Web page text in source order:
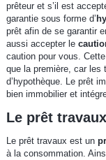
prêteur et s’il est
garantie sous forme d’
prêt afin de se garantir
aussi accepter le
caution pour vous.
que la première, car les
d’hypothèque. Le prêt
bien immobilier et
Le prêt travaux
Le prêt travaux est un
à la consommation.